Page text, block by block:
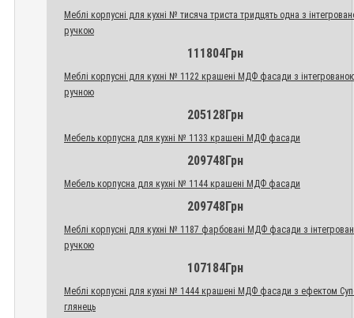
Меблі корпусні для кухні № тисяча триста тридцять одна з
ручкою
111804Грн
Меблі корпусні для кухні № 1122 крашені МДФ фасади з
ручною
205128Грн
Мебель корпусна для кухні № 1133 крашені МДФ фасади
209748Грн
Мебель корпусна для кухні № 1144 крашені МДФ фасади
209748Грн
Меблі корпусні для кухні № 1187 фарбовані МДФ фасади з
ручкою
107184Грн
Меблі корпусні для кухні № 1444 крашені МДФ фасади з ефектом
глянець